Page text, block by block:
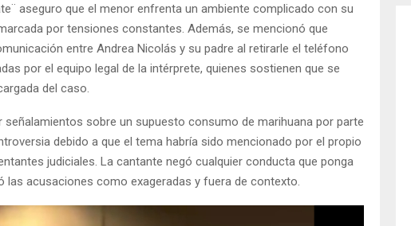
aseguro que el menor enfrenta un ambiente complicado con su
por tensiones constantes. Además, se mencionó que
entre Andrea Nicolás y su padre al retirarle el teléfono
por el equipo legal de la intérprete, quienes sostienen que se
del caso.
señalamientos sobre un supuesto consumo de marihuana por parte
debido a que el tema habría sido mencionado por el propio
judiciales. La cantante negó cualquier conducta que ponga
las acusaciones como exageradas y fuera de contexto.